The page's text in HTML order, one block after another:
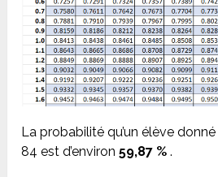
La probabilité qu’un élève
84 est d’environ59,87 % .